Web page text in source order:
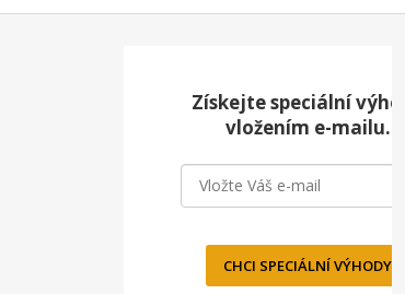
Z
Získejte speciální
vložením e-mailu.
CHCI SPECIÁLNÍ VÝHODY